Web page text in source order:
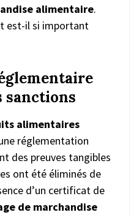
alimentaire.
est-il si important
sanctions
alimentaires
réglementation
des preuves tangibles
ont été éliminés de
d’un certificat de
de marchandise